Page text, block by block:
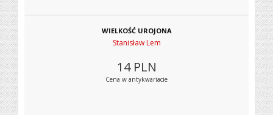
WIELKOŚĆ UROJONA
Stanisław Lem
14 PLN
Cena w antykwariacie